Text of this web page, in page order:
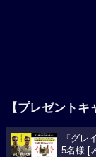
【プレゼントキ
『グレ
5名様 [